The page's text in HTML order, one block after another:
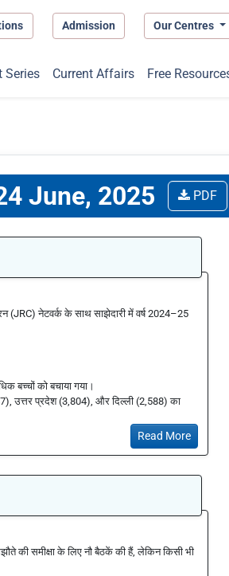
Admission Our Centres
Series Current Affairs Free
June, 2025 PDF
(JRC) नेटवर्क के साथ साझेदारी में वर्ष 2024–25
बच्चों को बचाया गया।
उत्तर प्रदेश (3,804), और दिल्ली (2,588) का
Read More
की समीक्षा के लिए नौ बैठकें की हैं, लेकिन किसी भी